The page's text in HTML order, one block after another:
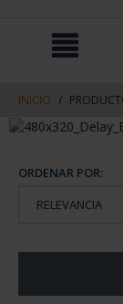
contenido
navegacin
INICIO
ORDENAR POR: